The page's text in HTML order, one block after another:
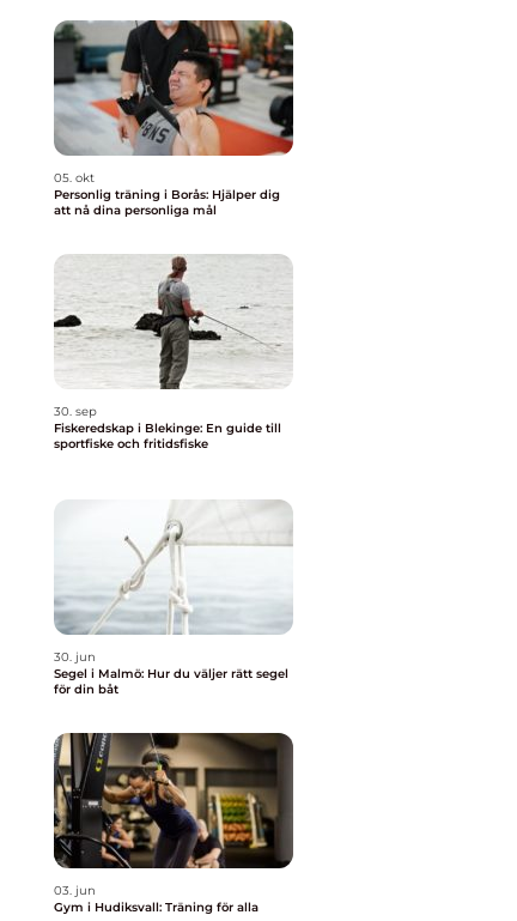
05. okt
Personlig träning i Borås: Hjälper dig
att nå dina personliga mål
30. sep
Fiskeredskap i Blekinge: En guide till
sportfiske och fritidsfiske
30. jun
Segel i Malmö: Hur du väljer rätt segel
för din båt
03. jun
Gym i Hudiksvall: Träning för alla